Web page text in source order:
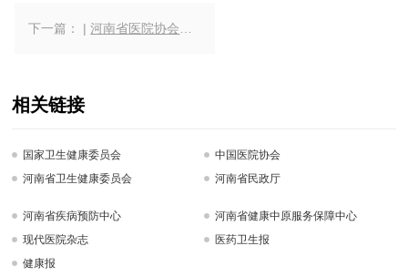
下一篇： |河南省医院协会分支机构管理办法
相关链接
国家卫生健康委员会
河南省卫生健康委员会
中国医院协会
河南省民政厅
河南省疾病预防中心
现代医院杂志
健康报
河南省健康中原服务保障中心
医药卫生报